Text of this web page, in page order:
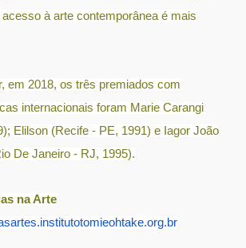
à arte contemporânea é mais
em 2018, os três premiados com
internacionais foram Marie Carangi
Elilson (Recife - PE, 1991) e Iagor João
De Janeiro - RJ, 1995).
na Arte
institutotomieohtake.org.br